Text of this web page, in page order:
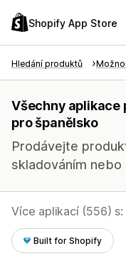
Shopify App Store
Hledání produktů
Všechny aplikace
pro španělsko
Prodávejte
skladováním
Více aplikací (556) s:
Built for Shopify